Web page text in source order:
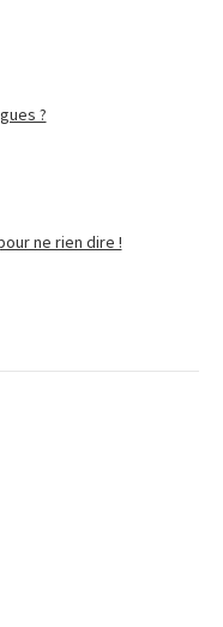
?
ne rien dire !